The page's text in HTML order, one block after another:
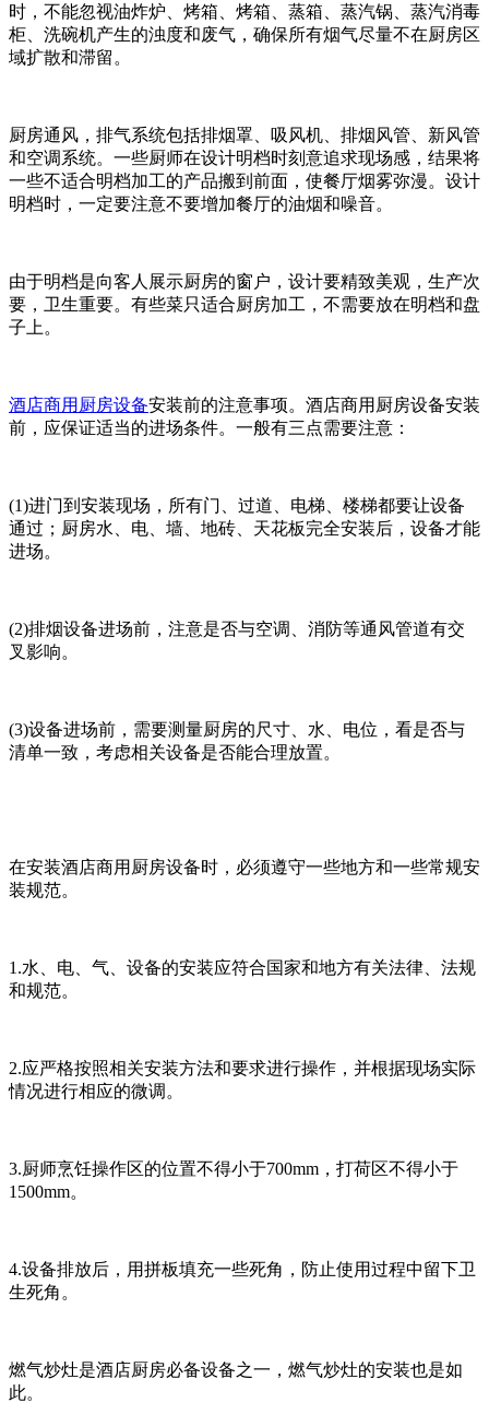
时，不能忽视油炸炉、烤箱、烤箱、蒸箱、蒸汽锅、蒸汽消毒
柜、洗碗机产生的浊度和废气，确保所有烟气尽量不在厨房区
域扩散和滞留。
厨房通风，排气系统包括排烟罩、吸风机、排烟风管、新风管
和空调系统。一些厨师在设计明档时刻意追求现场感，结果将
一些不适合明档加工的产品搬到前面，使餐厅烟雾弥漫。设计
明档时，一定要注意不要增加餐厅的油烟和噪音。
由于明档是向客人展示厨房的窗户，设计要精致美观，生产次
要，卫生重要。有些菜只适合厨房加工，不需要放在明档和盘
子上。
酒店商用厨房设备安装前的注意事项。酒店商用厨房设备安装
前，应保证适当的进场条件。一般有三点需要注意：
(1)进门到安装现场，所有门、过道、电梯、楼梯都要让设备
通过；厨房水、电、墙、地砖、天花板完全安装后，设备才能
进场。
(2)排烟设备进场前，注意是否与空调、消防等通风管道有交
叉影响。
(3)设备进场前，需要测量厨房的尺寸、水、电位，看是否与
清单一致，考虑相关设备是否能合理放置。
在安装酒店商用厨房设备时，必须遵守一些地方和一些常规安
装规范。
1.水、电、气、设备的安装应符合国家和地方有关法律、法规
和规范。
2.应严格按照相关安装方法和要求进行操作，并根据现场实际
情况进行相应的微调。
3.厨师烹饪操作区的位置不得小于700mm，打荷区不得小于
1500mm。
4.设备排放后，用拼板填充一些死角，防止使用过程中留下卫
生死角。
燃气炒灶是酒店厨房必备设备之一，燃气炒灶的安装也是如
此。